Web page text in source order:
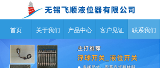
首页 关于我们 产品中心 客户见证 联系我们